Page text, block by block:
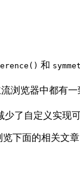
和
浏览器中都有
了自定义实现
下面的相关文